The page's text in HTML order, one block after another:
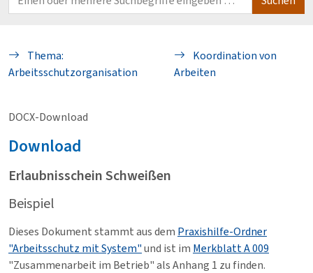
Thema:
Arbeitsschutzorganisation
Koordination von
Arbeiten
DOCX-Download
Download
Erlaubnisschein Schweißen
Beispiel
Dieses Dokument stammt aus dem Praxishilfe-Ordner
"Arbeitsschutz mit System"und ist im Merkblatt A 009
"Zusammenarbeit im Betrieb" als Anhang 1 zu finden.